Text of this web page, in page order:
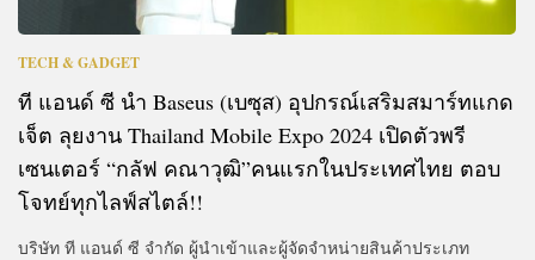
TECH & GADGET
ที แอนด์ ซี นำ Baseus (เบซุส) อุปกรณ์เสริมสมาร์ทแกด
เจ็ต ลุยงาน Thailand Mobile Expo 2024 เปิดตัวพรี
เซนเตอร์ “กลัฟ คณาวุฒิ”คนแรกในประเทศไทย ตอบ
โจทย์ทุกไลฟ์สไตล์!!
บริษัท ที แอนด์ ซี จำกัด ผู้นำเข้าและผู้จัดจำหน่ายสินค้าประเภท